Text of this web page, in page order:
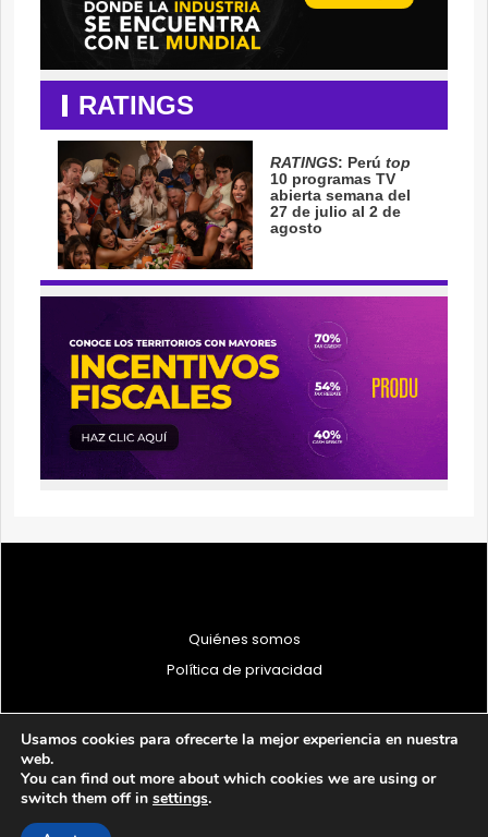
Quiénes somos
Política de privacidad
© 1997 - 2026 PRODU - Todos los derechos reservados
Usamos cookies para ofrecerte la mejor experiencia en nuestra
web.
You can find out more about which cookies we are using or
switch them off in settings.